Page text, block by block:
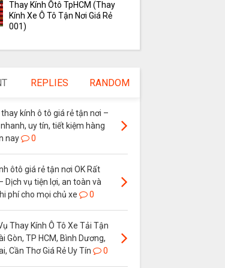
Thay Kính Ôtô TpHCM (Thay
Kính Xe Ô Tô Tận Nơi Giá Rẻ
001)
REPLIES RANDOM
thay kính ô tô giá rẻ tận nơi –
nhanh, uy tín, tiết kiệm hàng
nay
0
ôtô giá rẻ tận nơi OK Rất
Dịch vụ tiện lợi, an toàn và
phí cho mọi chủ xe
0
Thay Kính Ô Tô Xe Tải Tận
Gòn, TP HCM, Bình Dương,
Cần Thơ Giá Rẻ Uy Tín
0